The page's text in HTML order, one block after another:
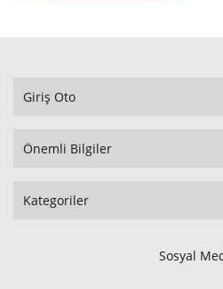
Giriş Oto
Önemli Bilgiler
Kategoriler
Sosyal